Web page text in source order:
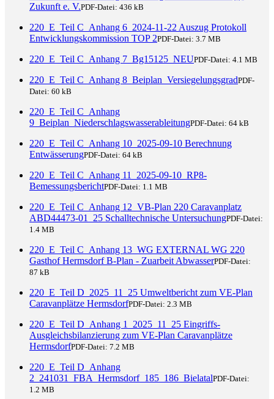
Zukunft e. V.PDF-Datei: 436 kB
220_E_Teil C_Anhang 6_2024-11-22 Auszug Protokoll
Entwicklungskommission TOP 2PDF-Datei: 3.7 MB
220_E_Teil C_Anhang 7_Bg15125_NEUPDF-Datei: 4.1 MB
220_E_Teil C_Anhang 8_Beiplan_VersiegelungsgradPDF-
Datei: 60 kB
220_E_Teil C_Anhang
9_Beiplan_NiederschlagswasserableitungPDF-Datei: 64 kB
220_E_Teil C_Anhang 10_2025-09-10 Berechnung
EntwässerungPDF-Datei: 64 kB
220_E_Teil C_Anhang 11_2025-09-10_RP8-
BemessungsberichtPDF-Datei: 1.1 MB
220_E_Teil C_Anhang 12_VB-Plan 220 Caravanplatz
ABD44473-01_25 Schalltechnische UntersuchungPDF-Datei:
1.4 MB
220_E_Teil C_Anhang 13_WG EXTERNAL WG 220
Gasthof Hermsdorf B-Plan - Zuarbeit AbwasserPDF-Datei:
87 kB
220_E_Teil D_2025_11_25 Umweltbericht zum VE-Plan
Caravanplätze HermsdorfPDF-Datei: 2.3 MB
220_E_Teil D_Anhang 1_2025_11_25 Eingriffs-
Ausgleichsbilanzierung zum VE-Plan Caravanplätze
HermsdorfPDF-Datei: 7.2 MB
220_E_Teil D_Anhang
2_241031_FBA_Hermsdorf_185_186_BielatalPDF-Datei:
1.2 MB